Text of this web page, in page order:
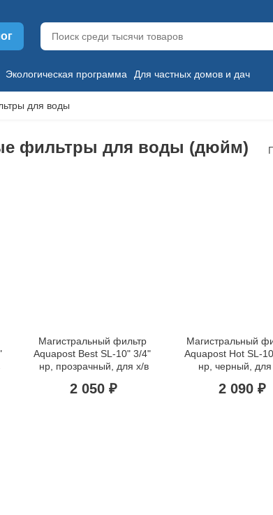
Экологическая программа Для частных домов и дач
для воды
фильтры для воды (дюйм)
Магистральный фильтр
Aquapost Best SL-10" 3/4"
нр, прозрачный, для х/в
2 050 ₽
Магистральный
Aquapost Hot SL-
нр, черный, для
2 090 ₽